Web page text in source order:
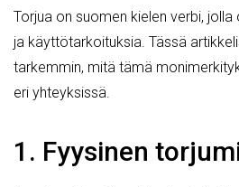
Torjua on suomen kielen verbi,
ja käyttötarkoituksia. Tässä
tarkemmin, mitä tämä
eri yhteyksissä.
1. Fyysinen